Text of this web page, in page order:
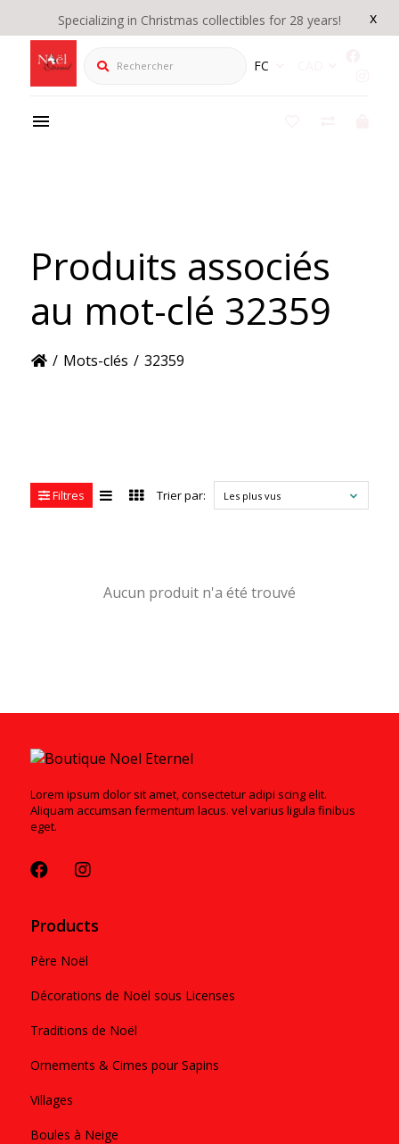
x
Specializing in Christmas collectibles for 28 years!
Rechercher FC
Produits associés
au mot-clé 32359
/ Mots-clés / 32359
Filtres Trier par: Les plus vus
Aucun produit n'a été trouvé
Lorem ipsum dolor sit amet, consectetur adipi scing elit.
Aliquam accumsan fermentum lacus. vel varius ligula finibus
eget.
Products
Père Noël
Décorations de Noël sous Licenses
Traditions de Noël
Ornements & Cimes pour Sapins
Villages
Boules à Neige